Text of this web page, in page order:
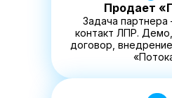
Продает
Задача
контакт ЛПР.
договор,